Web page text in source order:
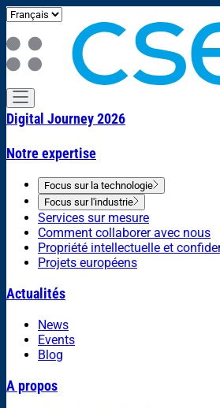
Digital Journey 2026
Notre expertise
Focus sur la technologie
Focus sur l'industrie
Services sur mesure
Comment collaborer avec nous
Propriété intellectuelle et
Projets européens
Actualités
News
Events
Blog
A propos